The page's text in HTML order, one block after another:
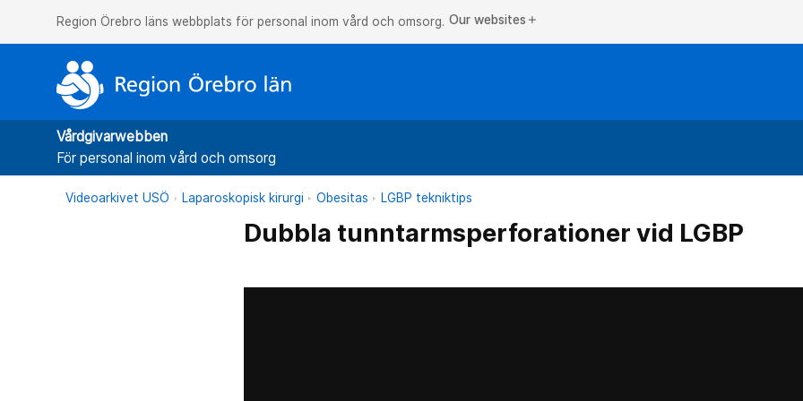
Region Örebro läns webbplats för personal inom vård och omsorg. Our websites add
Vårdgivarwebben
För personal inom vård och omsorg
Videoarkivet USÖ Laparoskopisk kirurgi Obesitas LGBP tekniktips
Dubbla tunntarmsperforationer vid LGBP